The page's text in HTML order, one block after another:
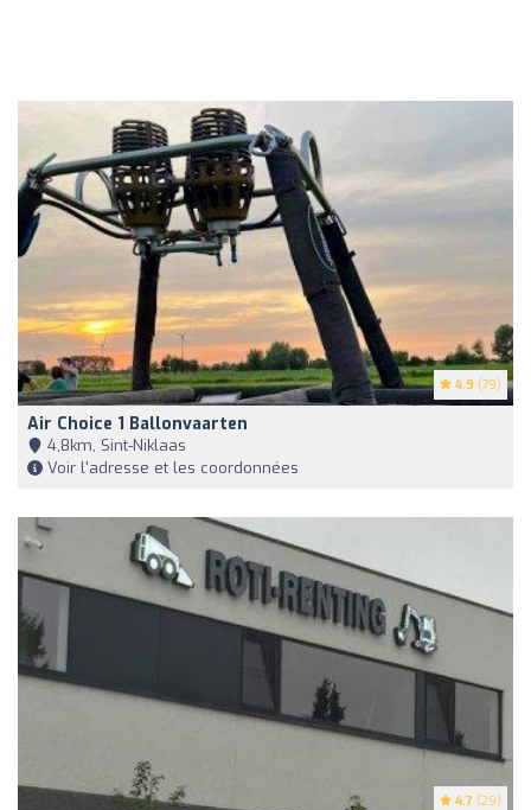
4.9 (79)
Air Choice 1 Ballonvaarten
4,8km, Sint-Niklaas
Voir l'adresse et les coordonnées
4.7 (29)